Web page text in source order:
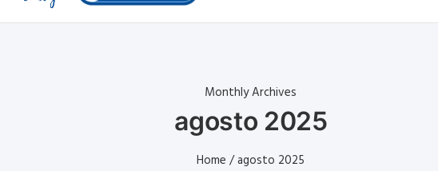
Monthly Archives
agosto 2025
Home / agosto 2025